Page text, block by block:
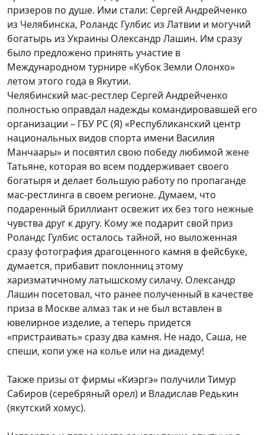
призеров по душе. Ими стали: Сергей Андрейченко
из Челябинска, Роландс Гулбис из Латвии и могучий
богатырь из Украины Олександр Лашин. Им сразу
было предложено принять участие в
Международном турнире «Кубок Земли Олонхо»
летом этого года в Якутии.
Челябинский мас-рестлер Сергей Андрейченко
полностью оправдал надежды командировавшей его
организации – ГБУ РС (Я) «Республиканский центр
национальных видов спорта имени Василия
Манчаары» и посвятил свою победу любимой жене
Татьяне, которая во всем поддерживает своего
богатыря и делает большую работу по пропаганде
мас-рестлинга в своем регионе. Думаем, что
подаренный бриллиант освежит их без того нежные
чувства друг к другу. Кому же подарит свой приз
Роландс Гулбис осталось тайной, но выложенная
сразу фотография драгоценного камня в фейсбуке,
думается, прибавит поклонниц этому
харизматичному латышскому силачу. Олександр
Лашин посетовал, что ранее полученный в качестве
приза в Москве алмаз так и не был вставлен в
ювелирное изделие, а теперь придется
«пристраивать» сразу два камня. Не надо, Саша, не
спеши, копи уже на колье или на диадему!
Также призы от фирмы «Киэргэ» получили Тимур
Сабиров (серебряный орел) и Владислав Редькин
(якутский хомус).